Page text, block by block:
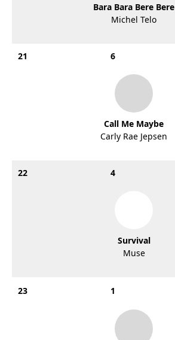
Bara Bara Bere Bere
Michel Telo
21 6
Call Me Maybe
Carly Rae Jepsen
22 4
Survival
Muse
23 1